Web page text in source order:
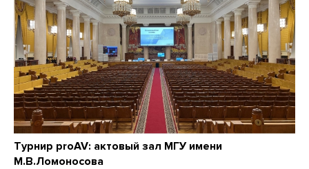
Турнир proAV: актовый зал МГУ имени
М.В.Ломоносова